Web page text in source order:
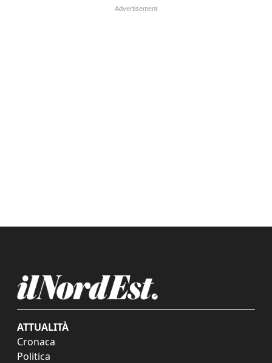
ATTUALITÀ
Cronaca
Politica